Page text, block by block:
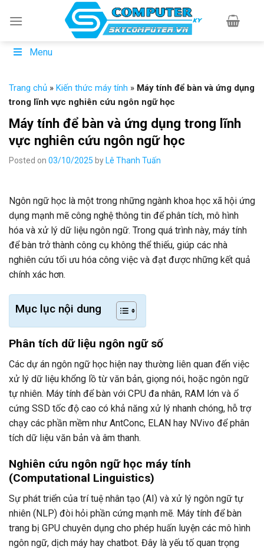
Menu
Trang chủ » Kiến thức máy tính » Máy tính để bàn và ứng dụng
trong lĩnh vực nghiên cứu ngôn ngữ học
Máy tính để bàn và ứng dụng trong lĩnh
vực nghiên cứu ngôn ngữ học
Posted on 03/10/2025 by Lê Thanh Tuấn
Ngôn ngữ học là một trong những ngành khoa học xã hội ứng
dụng mạnh mẽ công nghệ thông tin để phân tích, mô hình
hóa và xử lý dữ liệu ngôn ngữ. Trong quá trình này, máy tính
để bàn trở thành công cụ không thể thiếu, giúp các nhà
nghiên cứu tối ưu hóa công việc và đạt được những kết quả
chính xác hơn.
Mục lục nội dung
Phân tích dữ liệu ngôn ngữ số
Các dự án ngôn ngữ học hiện nay thường liên quan đến việc
xử lý dữ liệu khổng lồ từ văn bản, giọng nói, hoặc ngôn ngữ
tự nhiên. Máy tính để bàn với CPU đa nhân, RAM lớn và ổ
cứng SSD tốc độ cao có khả năng xử lý nhanh chóng, hỗ trợ
chạy các phần mềm như AntConc, ELAN hay NVivo để phân
tích dữ liệu văn bản và âm thanh.
Nghiên cứu ngôn ngữ học máy tính
(Computational Linguistics)
Sự phát triển của trí tuệ nhân tạo (AI) và xử lý ngôn ngữ tự
nhiên (NLP) đòi hỏi phần cứng mạnh mẽ. Máy tính để bàn
trang bị GPU chuyên dụng cho phép huấn luyện các mô hình
ngôn ngữ, dịch máy hay chatbot. Đây là yếu tố quan trọng